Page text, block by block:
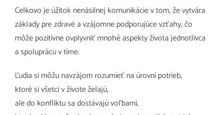
Celkovo je úžitok nenásilnej komunikácie v tom, že vytvára
základy pre zdravé a vzájomne podporujúce vzťahy, čo
môže pozitívne ovplyvniť mnohé aspekty života jednotlivca
a spoluprácu v tíme.
Ľudia si môžu navzájom rozumieť na úrovni potrieb,
ktoré si všetci v živote želajú,
ale do konfliktu sa dostávajú voľbami,